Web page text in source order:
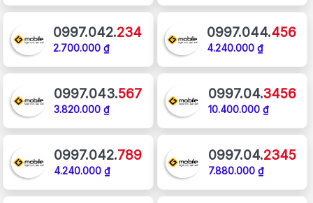
0997.042.234
2.700.000 ₫
0997.044.456
4.240.000 ₫
0997.043.567
3.820.000 ₫
0997.04.3456
10.400.000 ₫
0997.042.789
4.240.000 ₫
0997.04.2345
7.880.000 ₫